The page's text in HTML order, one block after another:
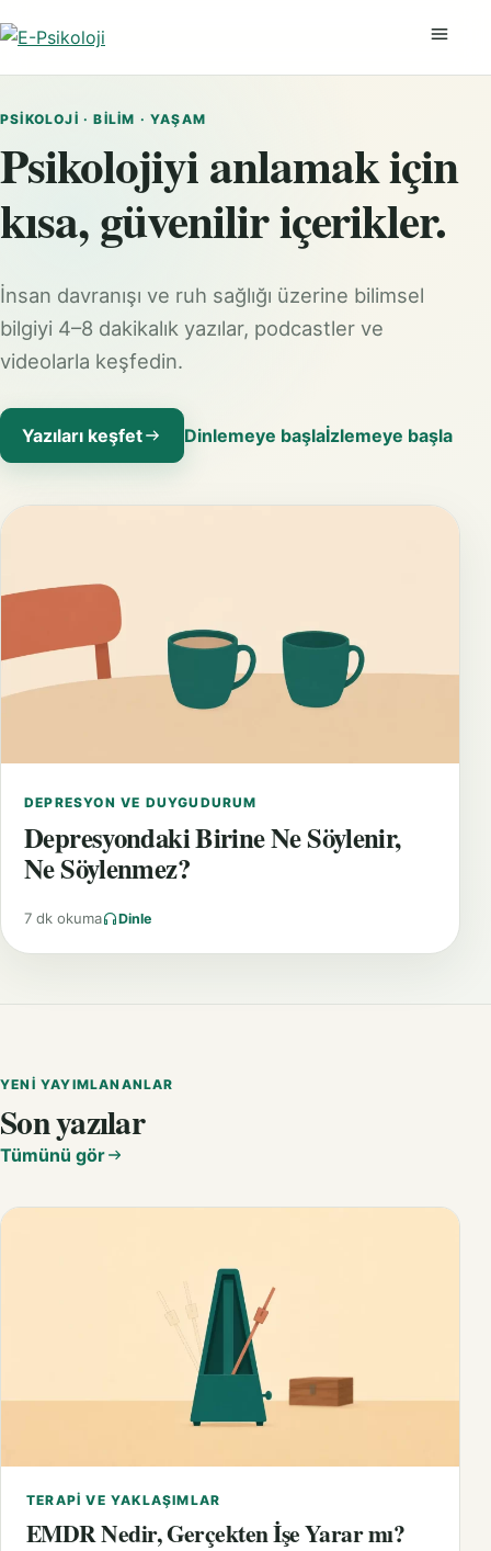
PSIKOLOJI · BILIM · YAŞAM
Psikolojiyi anlamak için
kısa, güvenilir içerikler.
İnsan davranışı ve ruh sağlığı üzerine bilimsel
bilgiyi 4–8 dakikalık yazılar, podcastler ve
videolarla keşfedin.
Yazıları keşfet Dinlemeye başlaİzlemeye başla
DEPRESYON VE DUYGUDURUM
Depresyondaki Birine Ne Söylenir,
Ne Söylenmez?
7 dk okuma Dinle
YENI YAYIMLANANLAR
Son yazılar
Tümünü gör
TERAPI VE YAKLAŞIMLAR
EMDR Nedir, Gerçekten İşe Yarar mı?